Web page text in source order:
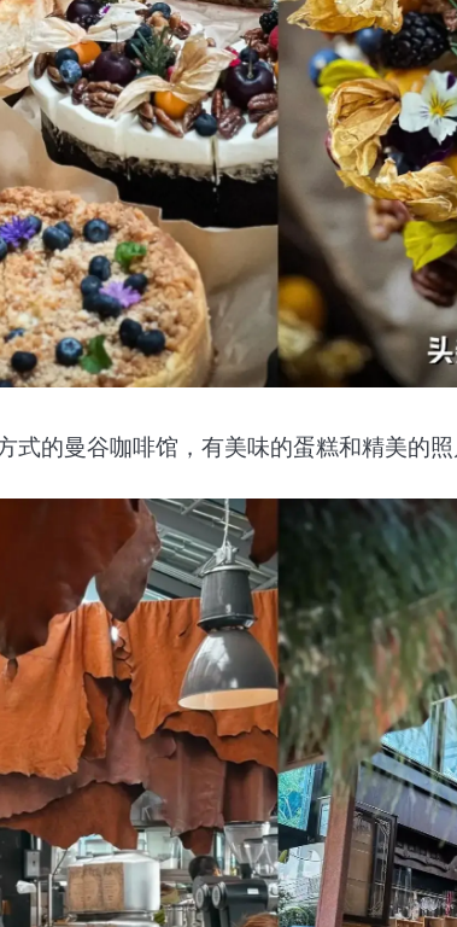
式的曼谷咖啡馆，有美味的蛋糕和精美的照